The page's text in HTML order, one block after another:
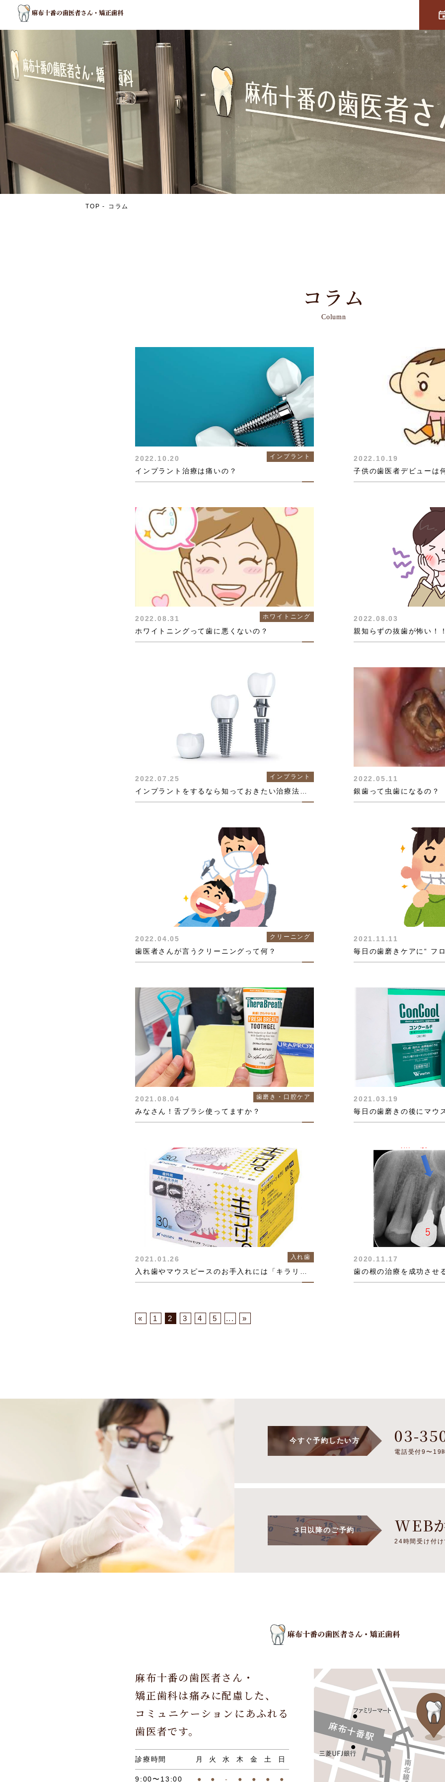
TOP コラム
コラム
Column
2022.10.20 インプラント
インプラント治療は痛いの？
2022.10.19
子供の歯医者デビューは
2022.08.31 ホワイトニング
ホワイトニングって歯に悪くないの？
2022.08.03
親知らずの抜歯が怖い！
2022.07.25 インプラント
2022.05.11
銀歯って虫歯になるの？
2022.04.05 クリーニング
歯医者さんが言うクリーニングって何？
2021.11.11
2021.08.04 歯磨き・口腔ケア
みなさん！舌ブラシ使ってますか？
2021.03.19
毎日の歯磨きの後にマウ
2021.01.26 入れ歯 2020.11.17
« 1 2 3 4 5 ... »
今すぐ予約したい方 03-
電話受付9〜19
3日以降のご予約 WEB
24時間受け付
麻布十番の歯医者さん・
矯正歯科は痛みに配慮した、
コミュニケーションにあふれる
歯医者です。
診療時間 月 火 水 木 金 土 日
9:00〜13:00 ● ● - ● ● ● ●